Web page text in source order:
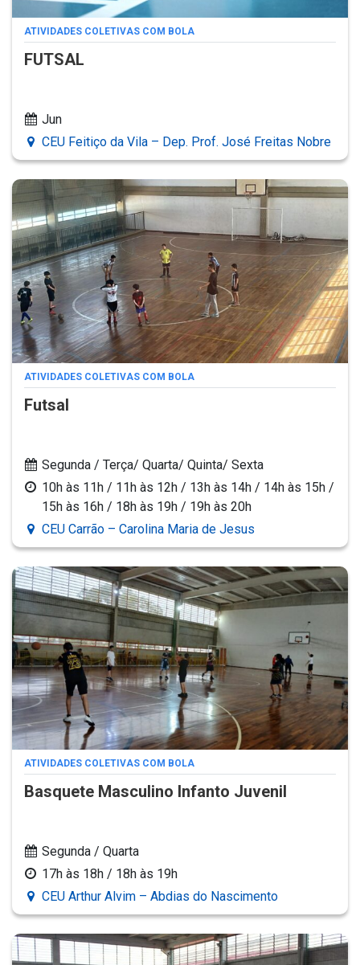
ATIVIDADES COLETIVAS COM BOLA
FUTSAL
Jun
CEU Feitiço da Vila – Dep. Prof. José Freitas Nobre
ATIVIDADES COLETIVAS COM BOLA
Futsal
Segunda / Terça/ Quarta/ Quinta/ Sexta
10h às 11h / 11h às 12h / 13h às 14h / 14h às 15h /
15h às 16h / 18h às 19h / 19h às 20h
CEU Carrão – Carolina Maria de Jesus
ATIVIDADES COLETIVAS COM BOLA
Basquete Masculino Infanto Juvenil
Segunda / Quarta
17h às 18h / 18h às 19h
CEU Arthur Alvim – Abdias do Nascimento